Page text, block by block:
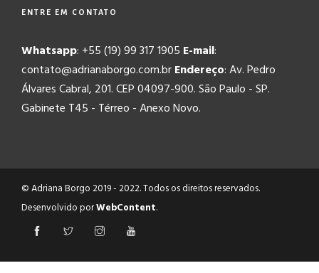
ENTRE EM CONTATO
Whatsapp: +55 (19) 99 317 1905 E-mail:
contato@adrianaborgo.com.brEndereço: Av. Pedro
Álvares Cabral, 201. CEP 04097-900. São Paulo - SP.
Gabinete T45 - Térreo - Anexo Novo.
© Adriana Borgo 2019 - 2022. Todos os direitos reservados.
Desenvolvido porWebContent.